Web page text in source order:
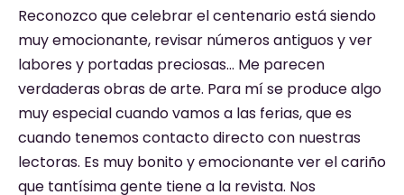
Reconozco que celebrar el centenario está siendo
muy emocionante, revisar números antiguos y ver
labores y portadas preciosas… Me parecen
verdaderas obras de arte. Para mí se produce algo
muy especial cuando vamos a las ferias, que es
cuando tenemos contacto directo con nuestras
lectoras. Es muy bonito y emocionante ver el cariño
que tantísima gente tiene a la revista. Nos